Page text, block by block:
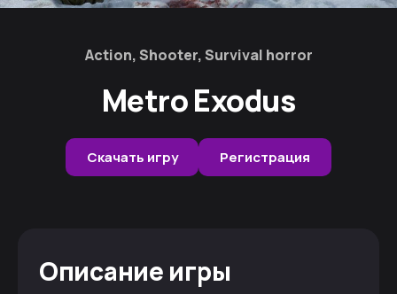
Action, Shooter, Survival horror
Metro Exodus
Скачать игру Регистрация
Описание игры